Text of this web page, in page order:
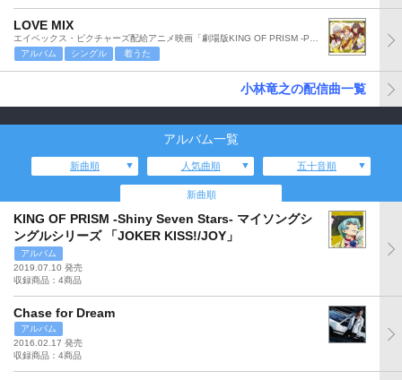
LOVE MIX
アルバム
シングル 着うた
小林竜之の配信曲一覧
アルバム一覧
新曲順 人気曲順 五十音順
新曲順
KING OF PRISM -Shiny Seven Stars- マイソングシ
ングルシリーズ 「JOKER KISS!/JOY」
アルバム
2019.07.10 発売
収録商品：4商品
Chase for Dream
アルバム
2016.02.17 発売
収録商品：4商品